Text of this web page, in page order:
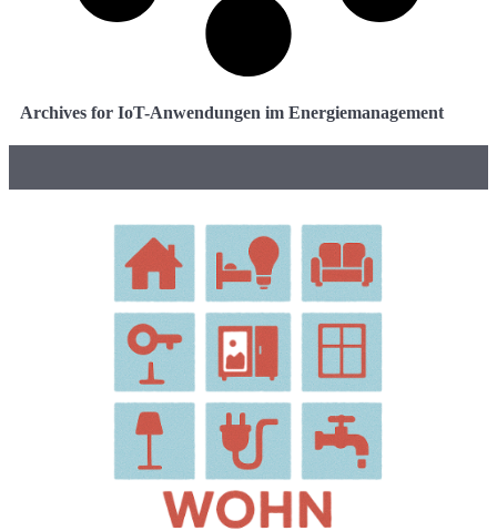
Archives for IoT-Anwendungen im Energiemanagement